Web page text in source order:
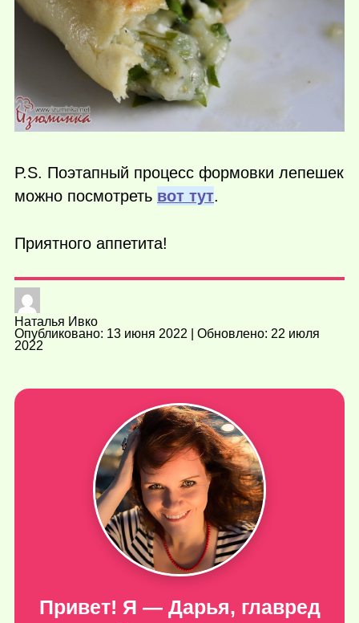
P.S. Поэтапный процесс формовки лепешек
можно посмотреть вот тут.
Приятного аппетита!
Наталья Ивко
Опубликовано: 13 июня 2022 | Обновлено: 22 июля
2022
Привет! Я — Дарья, главред